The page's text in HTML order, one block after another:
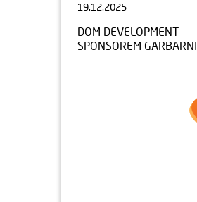
19.12.2025
DOM DEVELOPMENT
SPONSOREM GARBARNI